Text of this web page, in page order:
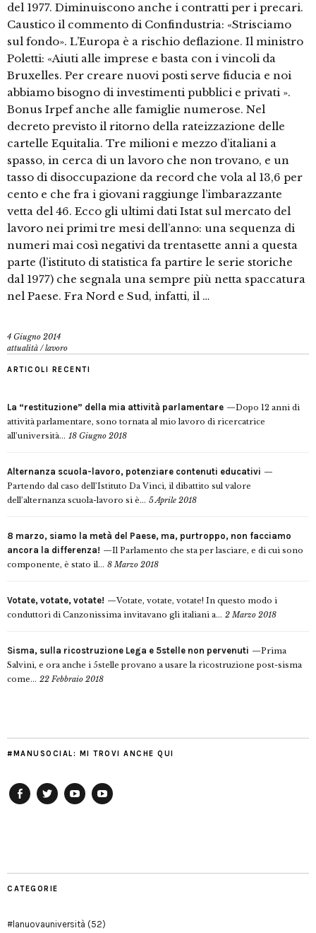
del 1977. Diminuiscono anche i contratti per i precari.
Caustico il commento di Confindustria: «Strisciamo
sul fondo». L’Europa è a rischio deflazione. Il ministro
Poletti: «Aiuti alle imprese e basta con i vincoli da
Bruxelles. Per creare nuovi posti serve fiducia e noi
abbiamo bisogno di investimenti pubblici e privati ».
Bonus Irpef anche alle famiglie numerose. Nel
decreto previsto il ritorno della rateizzazione delle
cartelle Equitalia. Tre milioni e mezzo d’italiani a
spasso, in cerca di un lavoro che non trovano, e un
tasso di disoccupazione da record che vola al 13,6 per
cento e che fra i giovani raggiunge l’imbarazzante
vetta del 46. Ecco gli ultimi dati Istat sul mercato del
lavoro nei primi tre mesi dell’anno: una sequenza di
numeri mai così negativi da trentasette anni a questa
parte (l’istituto di statistica fa partire le serie storiche
dal 1977) che segnala una sempre più netta spaccatura
nel Paese. Fra Nord e Sud, infatti, il …
4 Giugno 2014
attualità /lavoro
ARTICOLI RECENTI
La “restituzione” della mia attività parlamentare
Dopo 12 anni di
attività parlamentare, sono tornata al mio lavoro di ricercatrice
all’università... 18 Giugno 2018
Alternanza scuola-lavoro, potenziare contenuti educativi
Partendo dal caso dell’Istituto Da Vinci, il dibattito sul valore
dell’alternanza scuola-lavoro si è... 5 Aprile 2018
8 marzo, siamo la metà del Paese, ma, purtroppo, non facciamo
ancora la differenza!
Il Parlamento che sta per lasciare, e di cui sono
componente, è stato il... 8 Marzo 2018
Votate, votate, votate!
Votate, votate, votate! In questo modo i
conduttori di Canzonissima invitavano gli italiani a... 2 Marzo 2018
Sisma, sulla ricostruzione Lega e 5stelle non pervenuti
Prima
Salvini, e ora anche i 5stelle provano a usare la ricostruzione post-sisma
come... 22 Febbraio 2018
#MANUSOCIAL: MI TROVI ANCHE QUI
CATEGORIE
#lanuovauniversità (52)